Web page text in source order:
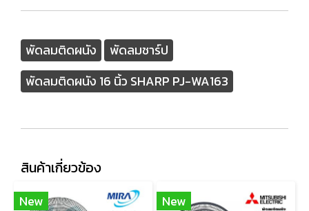
พัดลมติดผนัง
พัดลมชาร์ป
พัดลมติดผนัง 16 นิ้ว SHARP PJ-WA163
สินค้าเกี่ยวข้อง
New New